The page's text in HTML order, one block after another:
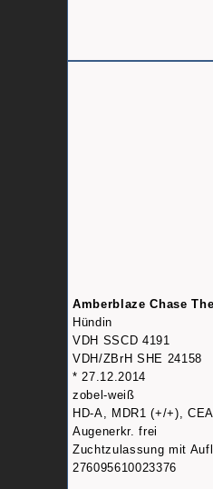
Amberblaze Chase
Hündin
VDH SSCD 4191
VDH/ZBrH SHE 24158
* 27.12.2014
zobel-weiß
HD-A, MDR1 (+/+),
Augenerkr. frei
Zuchtzulassung mit
276095610023376